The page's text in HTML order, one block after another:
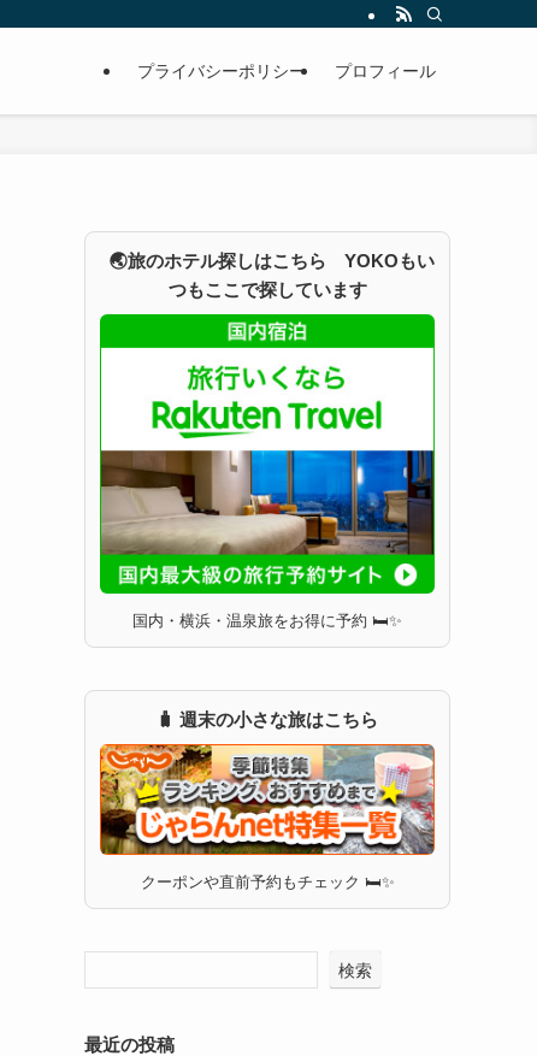
プライバシーポリシー プロフィール
🌏旅のホテル探しはこちら YOKOもい
つもここで探しています
国内・横浜・温泉旅をお得に予約 🛏✨
🧳 週末の小さな旅はこちら
クーポンや直前予約もチェック 🛏✨
検索
最近の投稿